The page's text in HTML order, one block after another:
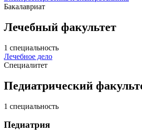
Бакалавриат
Лечебный факультет
1 специальность
Лечебное дело
Специалитет
Педиатрический
1 специальность
Педиатрия